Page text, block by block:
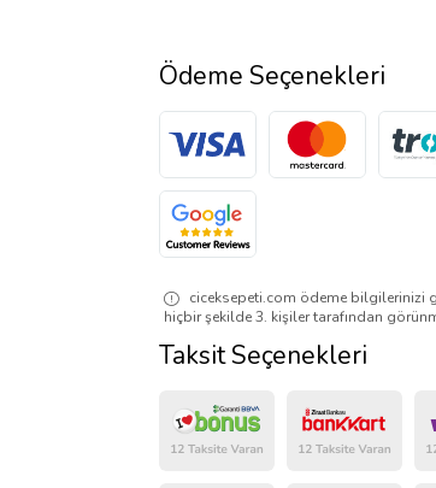
Ödeme Seçenekleri
ciceksepeti.com ödeme bilgilerinizi
hiçbir şekilde 3. kişiler tarafından
Taksit Seçenekleri